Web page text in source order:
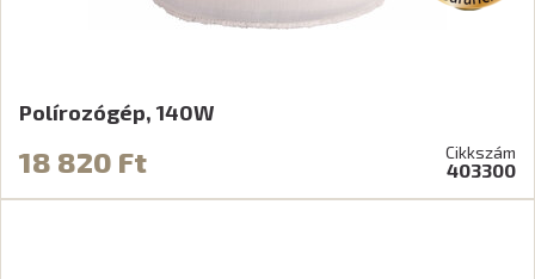
Polírozógép, 140W
18 820 Ft Cikkszám
403300